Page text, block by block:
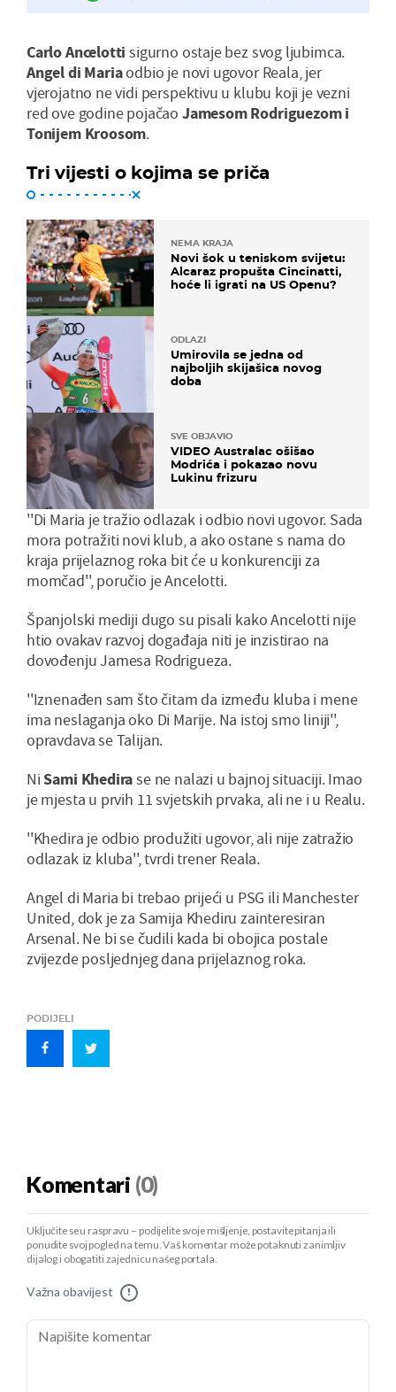
Carlo Ancelottisigurno ostaje bez svog ljubimca.
Angel di Mariaodbio je novi ugovor Reala, jer
vjerojatno ne vidi perspektivu u klubu koji je vezni
red ove godine pojačao Jamesom Rodriguezom i
Tonijem Kroosom.
Tri vijesti o kojima se priča
NEMA KRAJA
Novi šok u teniskom svijetu:
Alcaraz propušta Cincinatti,
hoće li igrati na US Openu?
ODLAZI
Umirovila se jedna od
najboljih skijašica novog
doba
SVE OBJAVIO
VIDEO Australac ošišao
Modrića i pokazao novu
Lukinu frizuru
''Di Maria je tražio odlazak i odbio novi ugovor. Sada
mora potražiti novi klub, a ako ostane s nama do
kraja prijelaznog roka bit će u konkurenciji za
momčad'', poručio je Ancelotti.
Španjolski mediji dugo su pisali kako Ancelotti nije
htio ovakav razvoj događaja niti je inzistirao na
dovođenju Jamesa Rodrigueza.
''Iznenađen sam što čitam da između kluba i mene
ima neslaganja oko Di Marije. Na istoj smo liniji'',
opravdava se Talijan.
Ni Sami Khedirase ne nalazi u bajnoj situaciji. Imao
je mjesta u prvih 11 svjetskih prvaka, ali ne i u Realu.
''Khedira je odbio produžiti ugovor, ali nije zatražio
odlazak iz kluba'', tvrdi trener Reala.
Angel di Maria bi trebao prijeći u PSG ili Manchester
United, dok je za Samija Khediru zainteresiran
Arsenal. Ne bi se čudili kada bi obojica postale
zvijezde posljednjeg dana prijelaznog roka.
PODIJELI
Komentari (0)
Uključite se u raspravu – podijelite svoje mišljenje, postavite pitanja ili
ponudite svoj pogled na temu. Vaš komentar može potaknuti zanimljiv
dijalog i obogatiti zajednicu našeg portala.
Važna obavijest !